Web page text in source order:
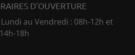
D'OUVERTURE
au Vendredi : 08h-12h et
18h